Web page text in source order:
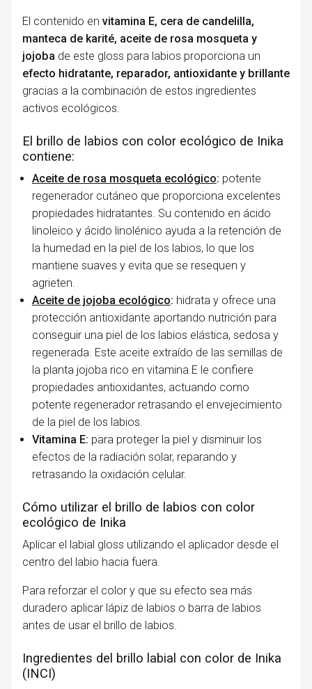
El contenido en vitamina E, cera de candelilla,
manteca de karité, aceite de rosa mosqueta y
jojoba de este gloss para labios proporciona un
efecto hidratante, reparador, antioxidante y brillante
gracias a la combinación de estos ingredientes
activos ecológicos.
El brillo de labios con color ecológico de Inika
contiene:
Aceite de rosa mosqueta ecológico: potente
regenerador cutáneo que proporciona excelentes
propiedades hidratantes. Su contenido en ácido
linoleico y ácido linolénico ayuda a la retención de
la humedad en la piel de los labios, lo que los
mantiene suaves y evita que se resequen y
agrieten.
Aceite de jojoba ecológico: hidrata y ofrece una
protección antioxidante aportando nutrición para
conseguir una piel de los labios elástica, sedosa y
regenerada. Este aceite extraído de las semillas de
la planta jojoba rico en vitamina E le confiere
propiedades antioxidantes, actuando como
potente regenerador retrasando el envejecimiento
de la piel de los labios.
Vitamina E: para proteger la piel y disminuir los
efectos de la radiación solar, reparando y
retrasando la oxidación celular.
Cómo utilizar el brillo de labios con color
ecológico de Inika
Aplicar el labial gloss utilizando el aplicador desde el
centro del labio hacia fuera.
Para reforzar el color y que su efecto sea más
duradero aplicar lápiz de labios o barra de labios
antes de usar el brillo de labios.
Ingredientes del brillo labial con color de Inika
(INCI)